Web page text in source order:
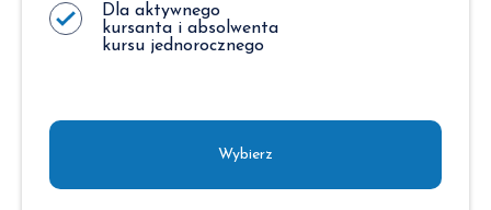
Dla aktywnego
kursanta i absolwenta
kursu jednorocznego
Wybierz